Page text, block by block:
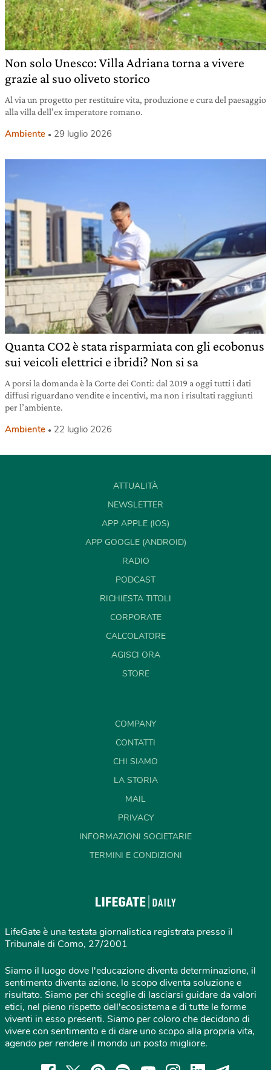
Non solo Unesco: Villa Adriana torna a vivere
grazie al suo oliveto storico
Al via un progetto per restituire vita, produzione e cura del paesaggio
alla villa dell’ex imperatore romano.
Ambiente 29 luglio 2026
Quanta CO2 è stata risparmiata con gli ecobonus
sui veicoli elettrici e ibridi? Non si sa
A porsi la domanda è la Corte dei Conti: dal 2019 a oggi tutti i dati
diffusi riguardano vendite e incentivi, ma non i risultati raggiunti
per l’ambiente.
Ambiente 22 luglio 2026
ATTUALITÀ
NEWSLETTER
APP APPLE (IOS)
APP GOOGLE (ANDROID)
RADIO
PODCAST
RICHIESTA TITOLI
CORPORATE
CALCOLATORE
AGISCI ORA
STORE
COMPANY
CONTATTI
CHI SIAMO
LA STORIA
MAIL
PRIVACY
INFORMAZIONI SOCIETARIE
TERMINI E CONDIZIONI
LifeGate è una testata giornalistica registrata presso il
Tribunale di Como, 27/2001
Siamo il luogo dove l'educazione diventa determinazione, il
sentimento diventa azione, lo scopo diventa soluzione e
risultato. Siamo per chi sceglie di lasciarsi guidare da valori
etici, nel pieno rispetto dell'ecosistema e di tutte le forme
viventi in esso presenti. Siamo per coloro che decidono di
vivere con sentimento e di dare uno scopo alla propria vita,
agendo per rendere il mondo un posto migliore.